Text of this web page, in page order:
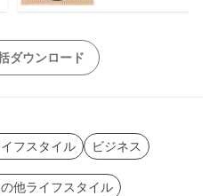
ダウンロード
フスタイル ビジネス
他ライフスタイル